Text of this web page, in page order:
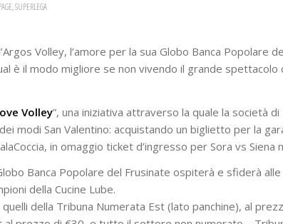
,SUPERLEGA
Volley, l’amore per la sua Globo Banca Popolare
è il modo migliore se non vivendo il grande spettacolo
Volley”, una iniziativa attraverso la quale la società
modi San Valentino: acquistando un biglietto per la
in omaggio ticket d’ingresso per Sora vs
Banca Popolare del Frusinate ospiterà e sfiderà
della Cucine Lube.
della Tribuna Numerata Est (lato panchine), al